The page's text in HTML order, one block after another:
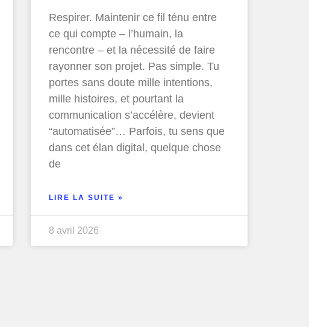
Respirer. Maintenir ce fil ténu entre
ce qui compte – l’humain, la
rencontre – et la nécessité de faire
rayonner son projet. Pas simple. Tu
portes sans doute mille intentions,
mille histoires, et pourtant la
communication s’accélère, devient
“automatisée”… Parfois, tu sens que
dans cet élan digital, quelque chose
de
LIRE LA SUITE »
8 avril 2026